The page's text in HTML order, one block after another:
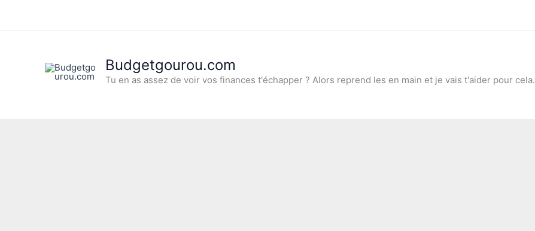
Budgetgourou.com
Tu en as assez de voir vos finances t'échapper ? Alors reprend les en main et je vais t'aider pour cela.